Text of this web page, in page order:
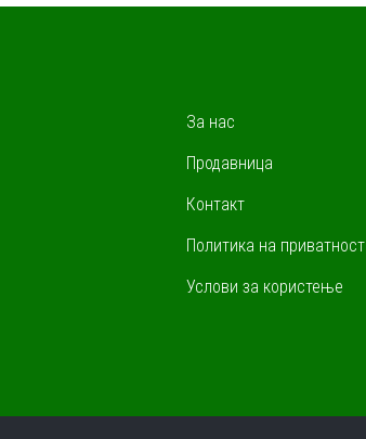
За нас
Продавница
Контакт
Политика на приватност
Услови за користење